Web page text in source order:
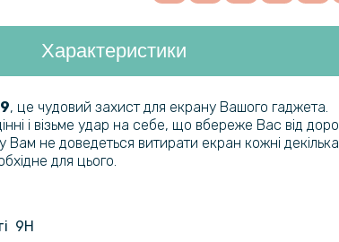
Tempered
Шкіряний
Характеристики
, це чудовий захист для екрану Вашого гаджета.
і візьме удар на себе, що вбереже Вас від
Вам не доведеться витирати екран кожні
для цього.
9H